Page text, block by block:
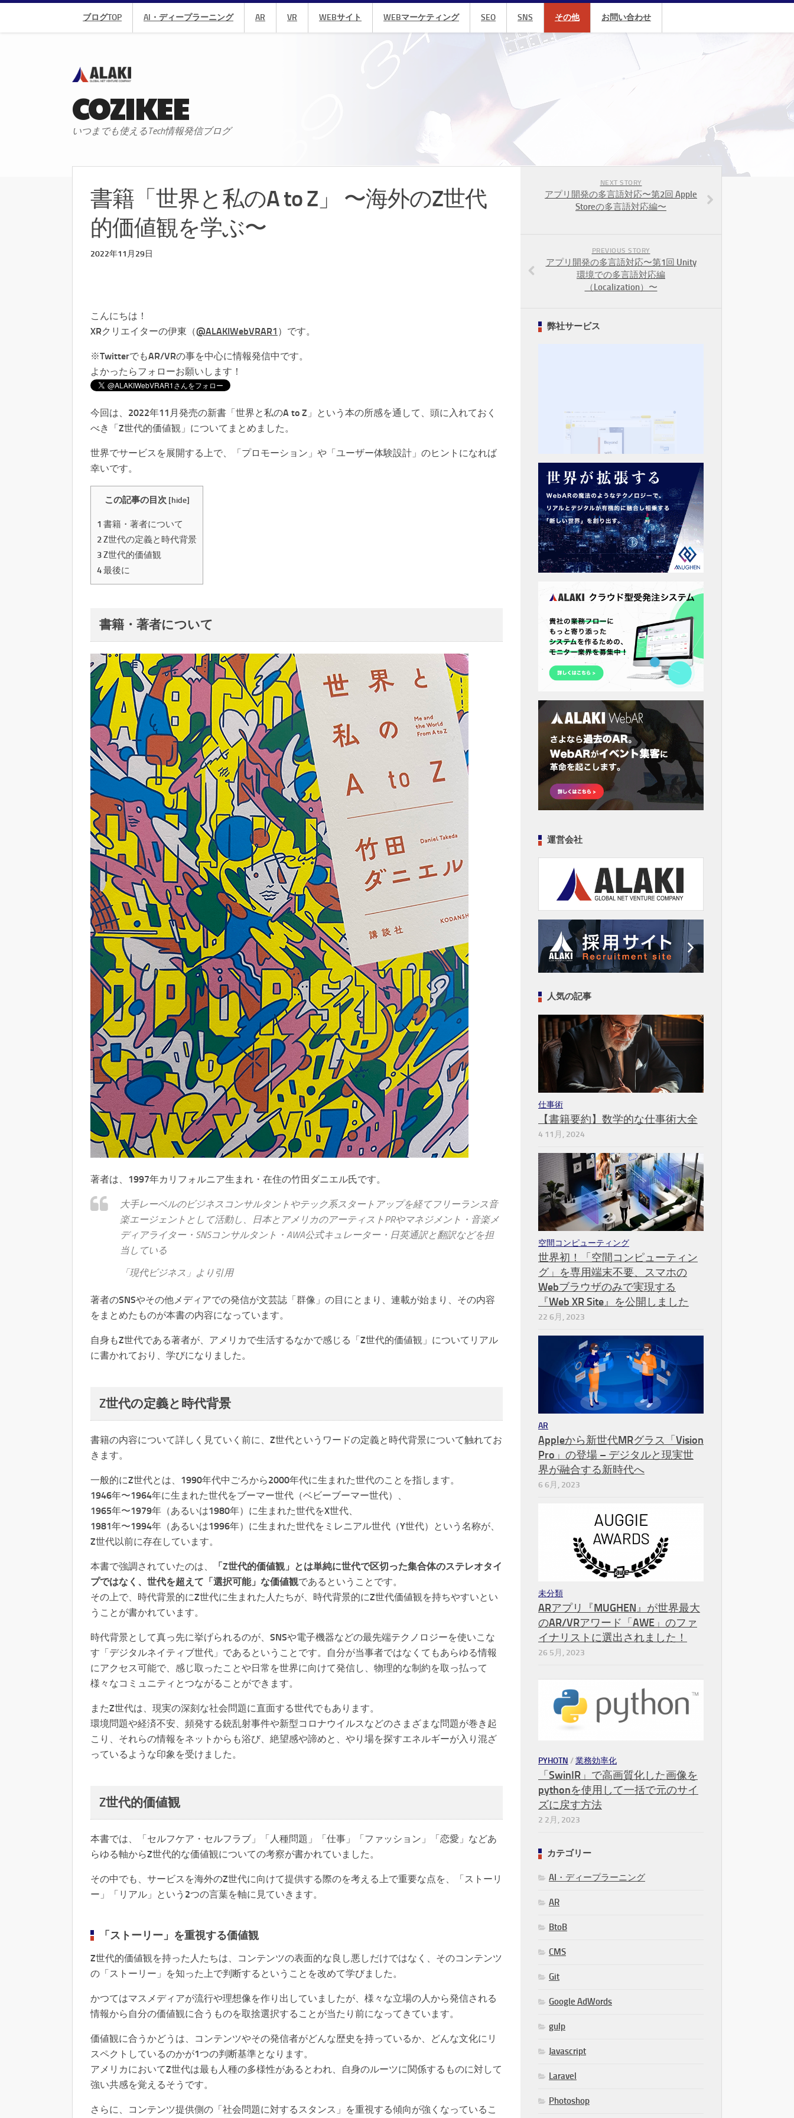
ブログTOP AI・ディープラーニング AR VR WEBサイト WEBマーケティング SEO SNS その他 お問い合わせ
COZIKEE
いつまでも使えるTech情報発信ブログ
書籍「世界と私のA to Z」 〜海外のZ世代
的価値観を学ぶ〜
2022年11月29日
こんにちは！
XRクリエイターの伊東（@ALAKIWebVRAR1 ）です。
※TwitterでもAR/VRの事を中心に情報発信中です。
よかったらフォローお願いします！
今回は、2022年11月発売の新書「世界と私のA to Z」という本の所感を通して、頭に入れておく
べき「Z世代的価値観」についてまとめました。
世界でサービスを展開する上で、「プロモーション」や「ユーザー体験設計」のヒントになれば
幸いです。
この記事の目次 [hide]
1 書籍・著者について
2Z世代の定義と時代背景
3Z世代的価値観
4最後に
書籍・著者について
著者は、1997年カリフォルニア生まれ・在住の竹田ダニエル氏です。
大手レーベルのビジネスコンサルタントやテック系スタートアップを経てフリーランス音
楽エージェントとして活動し、日本とアメリカのアーティストPRやマネジメント・音楽メ
ディアライター・SNSコンサルタント・AWA公式キュレーター・日英通訳と翻訳などを担
当している
「現代ビジネス」より引用
著者のSNSやその他メディアでの発信が文芸誌「群像」の目にとまり、連載が始まり、その内容
をまとめたものが本書の内容になっています。
自身もZ世代である著者が、アメリカで生活するなかで感じる「Z世代的価値観」についてリアル
に書かれており、学びになりました。
Z世代の定義と時代背景
書籍の内容について詳しく見ていく前に、Z世代というワードの定義と時代背景について触れてお
きます。
一般的にZ世代とは、1990年代中ごろから2000年代に生まれた世代のことを指します。
1946年〜1964年に生まれた世代をブーマー世代（ベビーブーマー世代）、
1965年〜1979年（あるいは1980年）に生まれた世代をX世代、
1981年〜1994年（あるいは1996年）に生まれた世代をミレニアル世代（Y世代）という名称が、
Z世代以前に存在しています。
本書で強調されていたのは、
「Z世代的価値観」とは単純に世代で区切った集合体のステレオタイ
プではなく、世代を超えて「選択可能」な価値観であるということです。
その上で、時代背景的にZ世代に生まれた人たちが、時代背景的にZ世代価値観を持ちやすいとい
うことが書かれています。
時代背景として真っ先に挙げられるのが、SNSや電子機器などの最先端テクノロジーを使いこな
す「デジタルネイティブ世代」であるということです。自分が当事者ではなくてもあらゆる情報
にアクセス可能で、感じ取ったことや日常を世界に向けて発信し、物理的な制約を取っ払って
様々なコミュニティとつながることができます。
またZ世代は、現実の深刻な社会問題に直面する世代でもあります。
環境問題や経済不安、頻発する銃乱射事件や新型コロナウイルスなどのさまざまな問題が巻き起
こり、それらの情報をネットからも浴び、絶望感や諦めと、やり場を探すエネルギーが入り混ざ
っているような印象を受けました。
Z世代的価値観
本書では、「セルフケア・セルフラブ」「人種問題」「仕事」「ファッション」「恋愛」などあ
らゆる軸からZ世代的な価値観についての考察が書かれていました。
その中でも、サービスを海外のZ世代に向けて提供する際のを考える上で重要な点を、「ストーリ
ー」「リアル」という2つの言葉を軸に見ていきます。
「ストーリー」を重視する価値観
Z世代的価値観を持った人たちは、コンテンツの表面的な良し悪しだけではなく、そのコンテンツ
の「ストーリー」を知った上で判断するということを改めて学びました。
かつてはマスメディアが流行や理想像を作り出していましたが、様々な立場の人から発信される
情報から自分の価値観に合うものを取捨選択することが当たり前になってきています。
価値観に合うかどうは、コンテンツやその発信者がどんな歴史を持っているか、どんな文化にリ
スペクトしているのかが1つの判断基準となります。
アメリカにおいてZ世代は最も人種の多様性があるとわれ、自身のルーツに関係するものに対して
強い共感を覚えるそうです。
さらに、コンテンツ提供側の「社会問題に対するスタンス」を重視する傾向が強くなっているこ
NEXT STORY
アプリ開発の多言語対応〜第2回 Apple
Storeの多言語対応編〜
PREVIOUS STORY
アプリ開発の多言語対応〜第1回 Unity
環境での多言語対応編
（Localization）〜
弊社サービス
運営会社
人気の記事
仕事術
【書籍要約】数学的な仕事術大全
4 11月, 2024
空間コンピューティング
世界初！「空間コンピューティン
グ」を専用端末不要、スマホの
Webブラウザのみで実現する
『Web XR Site』を公開しました
22 6月, 2023
AR
Appleから新世代MRグラス「Vision
Pro」の登場 – デジタルと現実世
界が融合する新時代へ
6 6月, 2023
未分類
ARアプリ『MUGHEN』が世界最大
のAR/VRアワード「AWE」のファ
イナリストに選出されました！
26 5月, 2023
PYHOTN /業務効率化
「SwinIR」で高画質化した画像を
pythonを使用して一括で元のサイ
ズに戻す方法
2 2月, 2023
カテゴリー
AI・ディープラーニング
AR
BtoB
CMS
Git
Google AdWords
gulp
Javascript
Laravel
Photoshop